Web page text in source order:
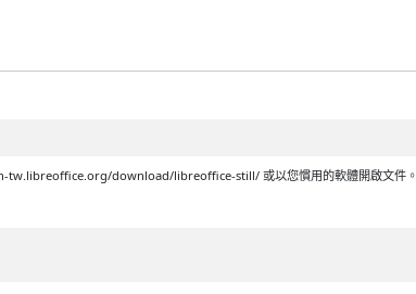
tw.libreoffice.org/download/libreoffice-still/ 或以您慣用的軟體開啟文件。